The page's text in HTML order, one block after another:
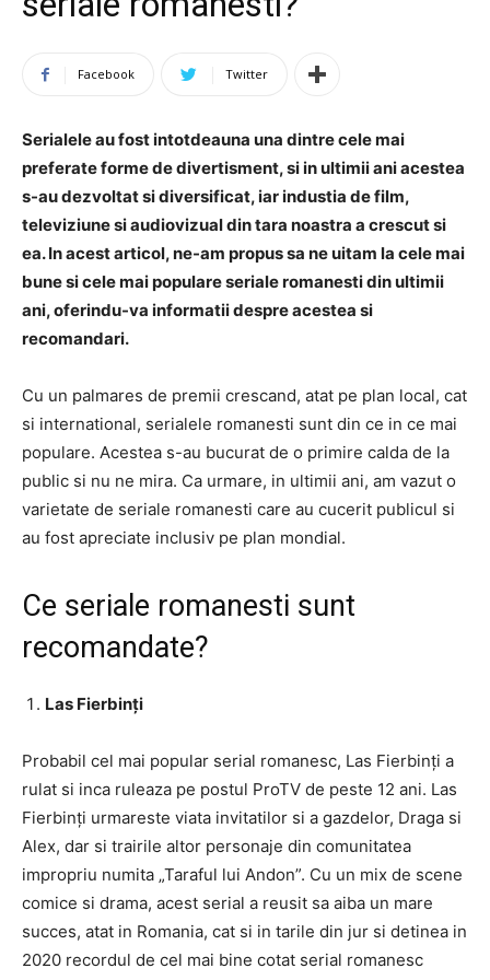
Facebook Twitter
Serialele au fost intotdeauna una dintre cele mai
preferate forme de divertisment, si in ultimii ani acestea
s-au dezvoltat si diversificat, iar industia de film,
televiziune si audiovizual din tara noastra a crescut si
ea. In acest articol, ne-am propus sa ne uitam la cele mai
bune si cele mai populare seriale romanesti din ultimii
ani, oferindu-va informatii despre acestea si
recomandari.
Cu un palmares de premii crescand, atat pe plan local, cat
si international, serialele romanesti sunt din ce in ce mai
populare. Acestea s-au bucurat de o primire calda de la
public si nu ne mira. Ca urmare, in ultimii ani, am vazut o
varietate de seriale romanesti care au cucerit publicul si
au fost apreciate inclusiv pe plan mondial.
Ce seriale romanesti sunt
recomandate?
Las Fierbinți
Probabil cel mai popular serial romanesc, Las Fierbinți a
rulat si inca ruleaza pe postul ProTV de peste 12 ani. Las
Fierbinți urmareste viata invitatilor si a gazdelor, Draga si
Alex, dar si trairile altor personaje din comunitatea
impropriu numita „Taraful lui Andon”. Cu un mix de scene
comice si drama, acest serial a reusit sa aiba un mare
succes, atat in Romania, cat si in tarile din jur si detinea in
2020 recordul de cel mai bine cotat serial romanesc